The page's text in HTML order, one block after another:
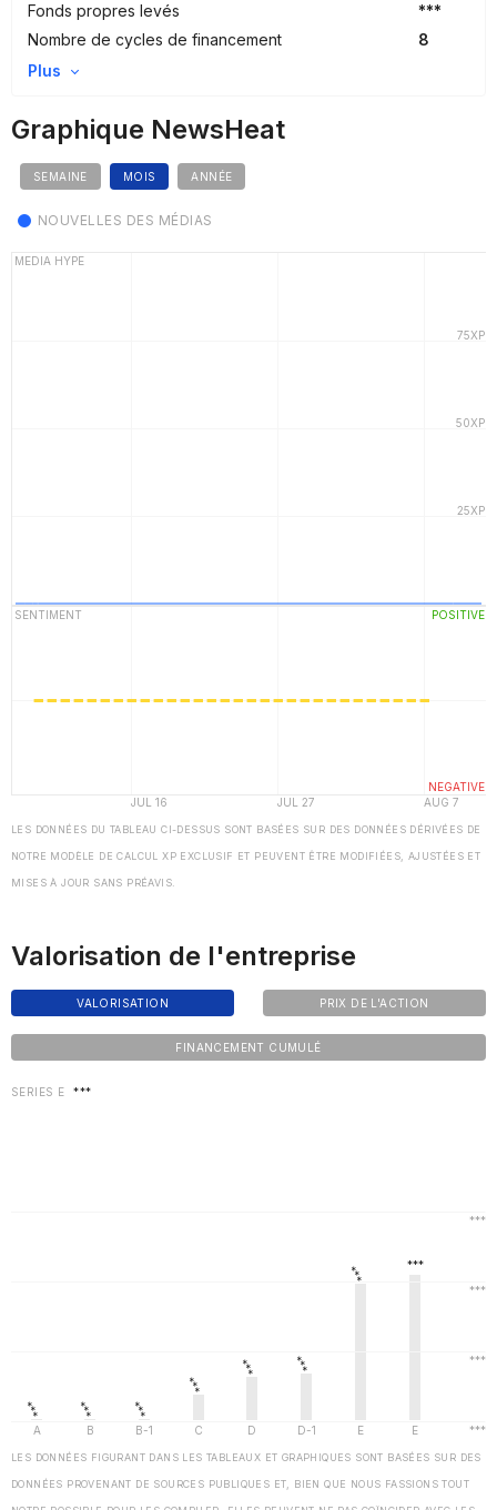
Fonds propres levés
***
Nombre de cycles de financement
8
Plus
Graphique NewsHeat
SEMAINE MOIS ANNÉE
NOUVELLES DES MÉDIAS
LES DONNÉES DU TABLEAU CI-DESSUS SONT BASÉES SUR DES DONNÉES DÉRIVÉES DE
NOTRE MODÈLE DE CALCUL XP EXCLUSIF ET PEUVENT ÊTRE MODIFIÉES, AJUSTÉES ET
MISES À JOUR SANS PRÉAVIS.
Valorisation de l'entreprise
VALORISATION PRIX DE L'ACTION
FINANCEMENT CUMULÉ
SERIES E ***
LES DONNÉES FIGURANT DANS LES TABLEAUX ET GRAPHIQUES SONT BASÉES SUR DES
DONNÉES PROVENANT DE SOURCES PUBLIQUES ET, BIEN QUE NOUS FASSIONS TOUT